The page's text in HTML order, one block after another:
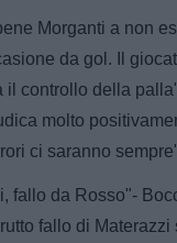
Morganti a non
da gol. Il
il controllo della
molto
ci saranno
fallo da Rosso"-
fallo di